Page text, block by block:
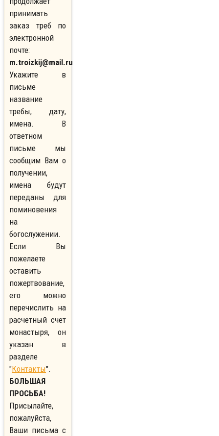
принимать
заказ треб по
электронной
почте:
m.troizkij@mail.ru
Укажите в
письме
название
требы, дату,
имена. В
ответном
письме мы
сообщим Вам о
получении,
имена будут
переданы для
поминовения
на
богослужении.
Если Вы
пожелаете
оставить
пожертвование,
его можно
перечислить на
расчетный счет
монастыря, он
указан в
разделе
"Контакты".
БОЛЬШАЯ
ПРОСЬБА!
Присылайте,
пожалуйста,
Ваши письма с